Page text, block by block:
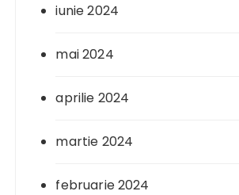
iunie 2024
mai 2024
aprilie 2024
martie 2024
februarie 2024